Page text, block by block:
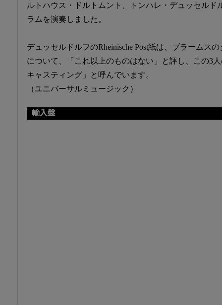
ルトハウス・ドルトムント、トンハレ・デュッセルド
ラムを演奏しました。
デュッセルドルフのRheinische Post紙は、ブラームス
について、「これ以上のものはない」と評し、この3
キャスティング」と呼んでいます。
（ユニバーサルミュージック）
輸入盤